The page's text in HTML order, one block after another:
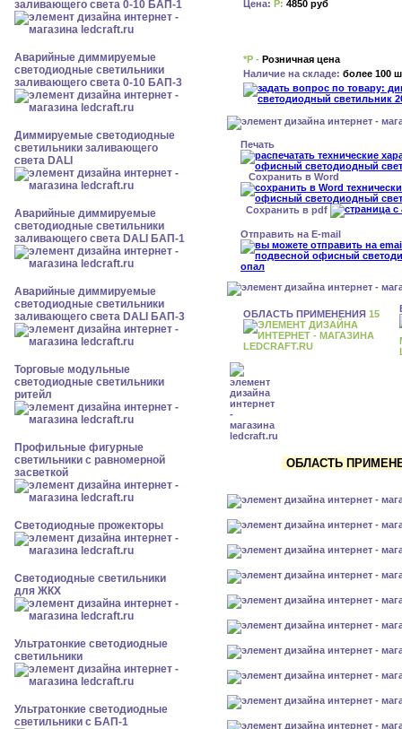
заливающего света 0-10 БАП-1
Аварийные диммируемые
светодиодные светильники
заливающего света 0-10 БАП-3
Диммируемые светодиодные
светильники заливающего
света DALI
Аварийные диммируемые
светодиодные светильники
заливающего света DALI БАП-1
Аварийные диммируемые
светодиодные светильники
заливающего света DALI БАП-3
Торговые модульные
светодиодные светильники
ритейл
Профильные фигурные
светильники с равномерной
засветкой
Светодиодные прожекторы
Светодиодные светильники
для ЖКХ
Ультратонкие светодиодные
светильники
Ультратонкие светодиодные
светильники с БАП-1
Цена: Р: 4850 руб
*Р - Розничная цена
Наличие на складе: более 100
Печать
Сохранить в Word
Сохранить в pdf
Отправить на E-mail
ОБЛАСТЬ ПРИМЕНЕНИЯ 15
ОБЛАСТЬ